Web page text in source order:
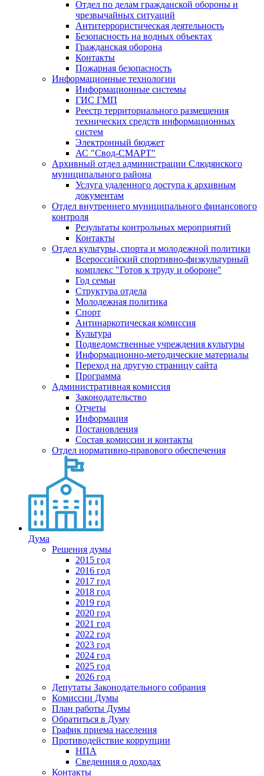
Отдел по делам гражданской обороны и
чрезвычайных ситуаций
Антитеррористическая деятельность
Безопасность на водных объектах
Гражданская оборона
Контакты
Пожарная безопасность
Информационные технологии
Информационные системы
ГИС ГМП
Реестр территориального размещения
технических средств информационных
систем
Электронный бюджет
АС "Свод-СМАРТ"
Архивный отдел администрации Слюдянского
муниципального района
Услуга удаленного доступа к архивным
документам
Отдел внутреннего муниципального финансового
контроля
Результаты контрольных мероприятий
Контакты
Отдел культуры, спорта и молодежной политики
Всероссийский спортивно-физкультурный
комплекс "Готов к труду и обороне"
Год семьи
Структура отдела
Молодежная политика
Спорт
Антинаркотическая комиссия
Культура
Подведомственные учреждения культуры
Информационно-методические материалы
Переход на другую страницу сайта
Программа
Административная комиссия
Законодательство
Отчеты
Информация
Постановления
Состав комиссии и контакты
Отдел нормативно-правового обеспечения
Дума
Решения думы
2015 год
2016 год
2017 год
2018 год
2019 год
2020 год
2021 год
2022 год
2023 год
2024 год
2025 год
2026 год
Депутаты Законодательного собрания
Комиссии Думы
План работы Думы
Обратиться в Думу
График приема населения
Противодействие коррупции
НПА
Сведенния о доходах
Контакты